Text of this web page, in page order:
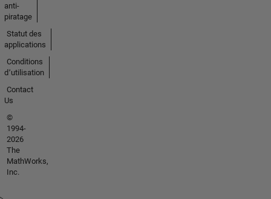
anti-
piratage
Statut des
applications
Conditions
d՚utilisation
Contact
Us
©
1994-
2026
The
MathWorks,
Inc.